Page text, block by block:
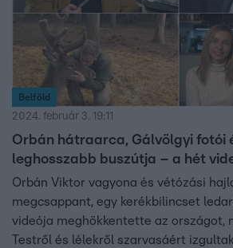
Belföld
2024. február 3. 19:11
Orbán hátraarca, Gálvölgyi fotói
leghosszabb buszútja – a hét
Orbán Viktor vagyona és vétózási
megcsappant, egy kerékbilincset
videója meghökkentette az országot,
Testről és lélekről szarvasáért